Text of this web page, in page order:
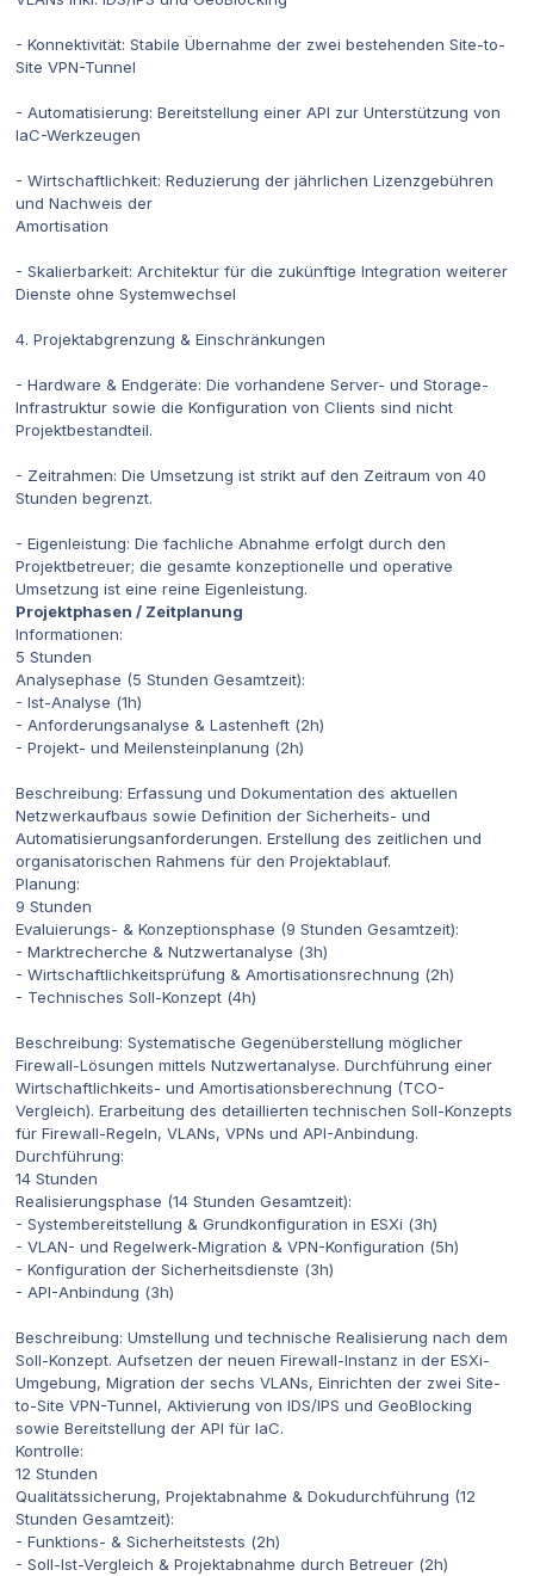
- Konnektivität: Stabile Übernahme der zwei bestehenden Site-to-
Site VPN-Tunnel
- Automatisierung: Bereitstellung einer API zur Unterstützung von
IaC-Werkzeugen
- Wirtschaftlichkeit: Reduzierung der jährlichen Lizenzgebühren
und Nachweis der
Amortisation
- Skalierbarkeit: Architektur für die zukünftige Integration weiterer
Dienste ohne Systemwechsel
4. Projektabgrenzung & Einschränkungen
- Hardware & Endgeräte: Die vorhandene Server- und Storage-
Infrastruktur sowie die Konfiguration von Clients sind nicht
Projektbestandteil.
- Zeitrahmen: Die Umsetzung ist strikt auf den Zeitraum von 40
Stunden begrenzt.
- Eigenleistung: Die fachliche Abnahme erfolgt durch den
Projektbetreuer; die gesamte konzeptionelle und operative
Umsetzung ist eine reine Eigenleistung.
Projektphasen / Zeitplanung
Informationen:
5 Stunden
Analysephase (5 Stunden Gesamtzeit):
- Ist-Analyse (1h)
- Anforderungsanalyse & Lastenheft (2h)
- Projekt- und Meilensteinplanung (2h)
Beschreibung: Erfassung und Dokumentation des aktuellen
Netzwerkaufbaus sowie Definition der Sicherheits- und
Automatisierungsanforderungen. Erstellung des zeitlichen und
organisatorischen Rahmens für den Projektablauf.
Planung:
9 Stunden
Evaluierungs- & Konzeptionsphase (9 Stunden Gesamtzeit):
- Marktrecherche & Nutzwertanalyse (3h)
- Wirtschaftlichkeitsprüfung & Amortisationsrechnung (2h)
- Technisches Soll-Konzept (4h)
Beschreibung: Systematische Gegenüberstellung möglicher
Firewall-Lösungen mittels Nutzwertanalyse. Durchführung einer
Wirtschaftlichkeits- und Amortisationsberechnung (TCO-
Vergleich). Erarbeitung des detaillierten technischen Soll-Konzepts
für Firewall-Regeln, VLANs, VPNs und API-Anbindung.
Durchführung:
14 Stunden
Realisierungsphase (14 Stunden Gesamtzeit):
- Systembereitstellung & Grundkonfiguration in ESXi (3h)
- VLAN- und Regelwerk-Migration & VPN-Konfiguration (5h)
- Konfiguration der Sicherheitsdienste (3h)
- API-Anbindung (3h)
Beschreibung: Umstellung und technische Realisierung nach dem
Soll-Konzept. Aufsetzen der neuen Firewall-Instanz in der ESXi-
Umgebung, Migration der sechs VLANs, Einrichten der zwei Site-
to-Site VPN-Tunnel, Aktivierung von IDS/IPS und GeoBlocking
sowie Bereitstellung der API für IaC.
Kontrolle:
12 Stunden
Qualitätssicherung, Projektabnahme & Dokudurchführung (12
Stunden Gesamtzeit):
- Funktions- & Sicherheitstests (2h)
- Soll-Ist-Vergleich & Projektabnahme durch Betreuer (2h)